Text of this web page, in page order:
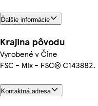
Ďalšie informácie
Krajina pôvodu
Vyrobené v Číne
FSC - Mix - FSC® C143882.
Kontaktná adresa